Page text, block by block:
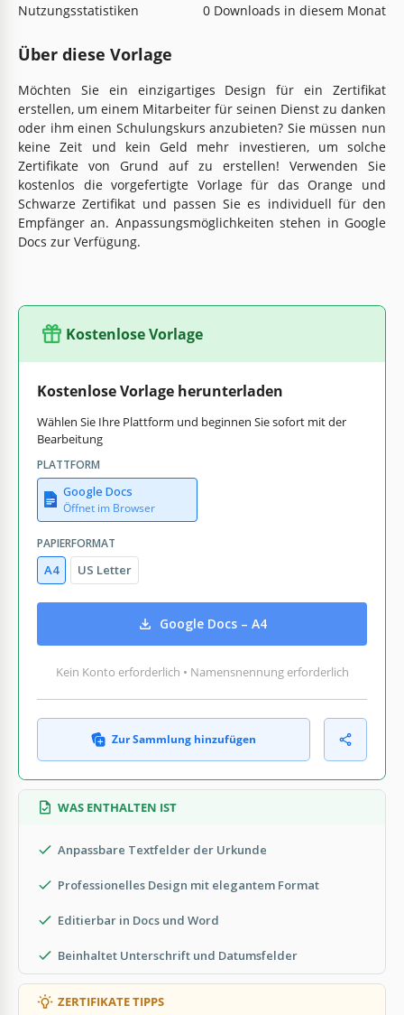
Nutzungsstatistiken
0 Downloads in diesem Monat
Über diese Vorlage
Möchten Sie ein einzigartiges Design für ein Zertifikat
erstellen, um einem Mitarbeiter für seinen Dienst zu danken
oder ihm einen Schulungskurs anzubieten? Sie müssen nun
keine Zeit und kein Geld mehr investieren, um solche
Zertifikate von Grund auf zu erstellen! Verwenden Sie
kostenlos die vorgefertigte Vorlage für das Orange und
Schwarze Zertifikat und passen Sie es individuell für den
Empfänger an. Anpassungsmöglichkeiten stehen in Google
Docs zur Verfügung.
Kostenlose Vorlage
Kostenlose Vorlage herunterladen
Wählen Sie Ihre Plattform und beginnen Sie sofort mit der
Bearbeitung
PLATTFORM
Google Docs
Öffnet im Browser
PAPIERFORMAT
A4 US Letter
Google Docs – A4
Kein Konto erforderlich • Namensnennung erforderlich
Zur Sammlung hinzufügen
WAS ENTHALTEN IST
Anpassbare Textfelder der Urkunde
Professionelles Design mit elegantem Format
Editierbar in Docs und Word
Beinhaltet Unterschrift und Datumsfelder
ZERTIFIKATE TIPPS